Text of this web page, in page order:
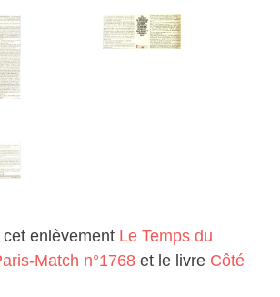
enlèvement Le Temps du
Match n°1768 et le livre Côté